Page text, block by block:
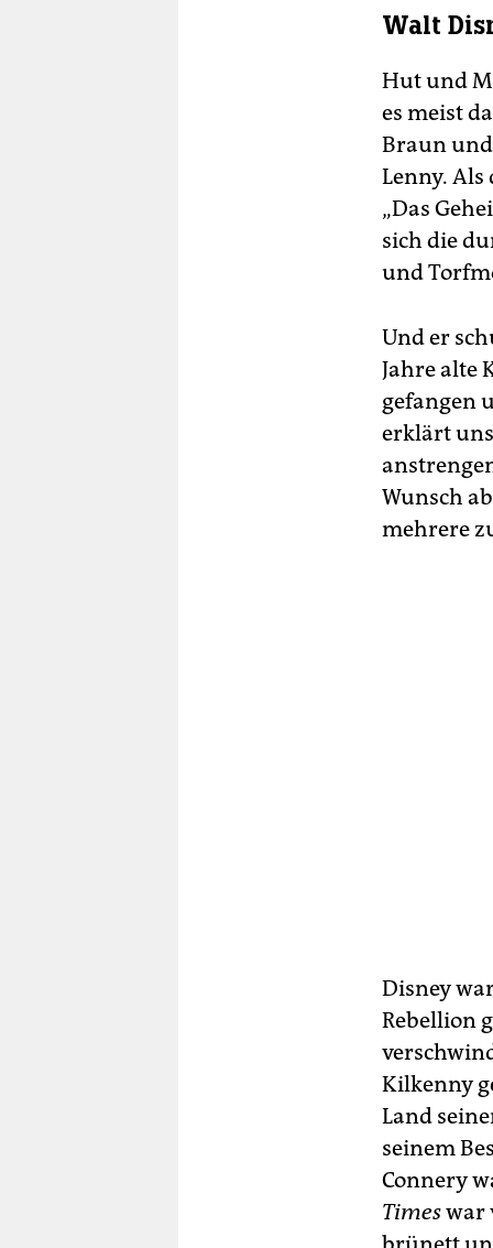
Walt
Hut und
es meist
Braun und
Lenny. Als
„Das
sich die
und
Und er
Jahre alte
gefangen
erklärt
Wunsch
mehrere
Disney
Rebellion
Kilkenny
Land
seinem
Connery
Timeswar